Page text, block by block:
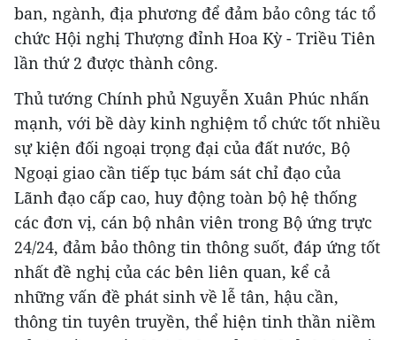
ban, ngành, địa phương để đảm bảo công tác tổ
chức Hội nghị Thượng đỉnh Hoa Kỳ - Triều Tiên
lần thứ 2 được thành công.
Thủ tướng Chính phủ Nguyễn Xuân Phúc nhấn
mạnh, với bề dày kinh nghiệm tổ chức tốt nhiều
sự kiện đối ngoại trọng đại của đất nước, Bộ
Ngoại giao cần tiếp tục bám sát chỉ đạo của
Lãnh đạo cấp cao, huy động toàn bộ hệ thống
các đơn vị, cán bộ nhân viên trong Bộ ứng trực
24/24, đảm bảo thông tin thông suốt, đáp ứng tốt
nhất đề nghị của các bên liên quan, kể cả
những vấn đề phát sinh về lễ tân, hậu cần,
thông tin tuyên truyền, thể hiện tinh thần niềm